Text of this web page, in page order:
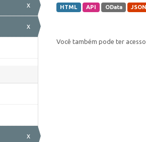
x
x
x
HTML API OData JSON
Você também pode ter